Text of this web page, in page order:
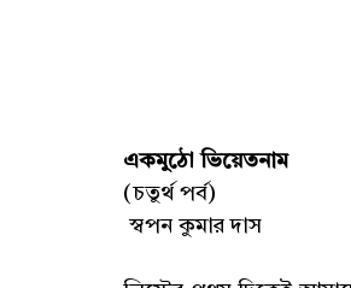
একমুঠো ভিয়েতনাম
(চতুর্থ পর্ব)
স্বপন কুমার দাস